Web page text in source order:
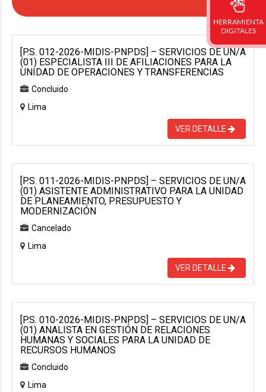
[P.S. 012-2026-MIDIS-PNPDS] – SERVICIOS DE UN/A
(01) ESPECIALISTA III DE AFILIACIONES PARA LA
UNIDAD DE OPERACIONES Y TRANSFERENCIAS
Concluido
Lima
VER DETALLE
[P.S. 011-2026-MIDIS-PNPDS] – SERVICIOS DE UN/A
(01) ASISTENTE ADMINISTRATIVO PARA LA UNIDAD
DE PLANEAMIENTO, PRESUPUESTO Y
MODERNIZACIÓN
Cancelado
Lima
VER DETALLE
[P.S. 010-2026-MIDIS-PNPDS] – SERVICIOS DE UN/A
(01) ANALISTA EN GESTIÓN DE RELACIONES
HUMANAS Y SOCIALES PARA LA UNIDAD DE
RECURSOS HUMANOS
Concluido
Lima
HERRAMIENTA
DIGITALES